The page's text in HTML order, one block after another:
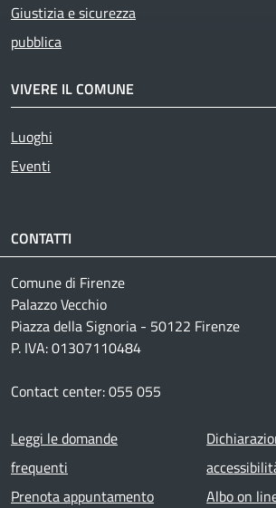
Giustizia e sicurezza
pubblica
VIVERE IL COMUNE
Luoghi
Eventi
CONTATTI
Comune di Firenze
Palazzo Vecchio
Piazza della Signoria - 50122 Firenze
P. IVA: 01307110484
Contact center: 055 055
Footer menu
Leggi le domande
frequenti
Prenota appuntamento
Albo on